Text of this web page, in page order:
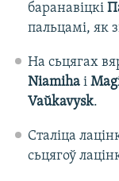
баранавіцкі
пальцамі, як
На сьцягах
Niamiha і
Vaŭkavysk.
Сталіца
сьцягоў